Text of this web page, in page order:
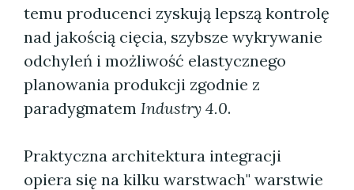
temu producenci zyskują lepszą kontrolę
nad jakością cięcia, szybsze wykrywanie
odchyleń i możliwość elastycznego
planowania produkcji zgodnie z
paradygmatem Industry 4.0.
Praktyczna architektura integracji
opiera się na kilku warstwach" warstwie